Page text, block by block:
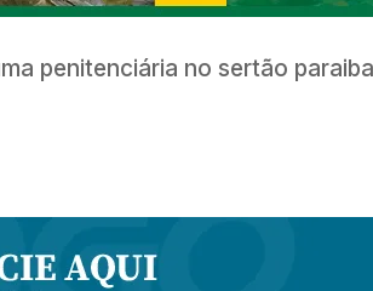
penitenciária no sertão